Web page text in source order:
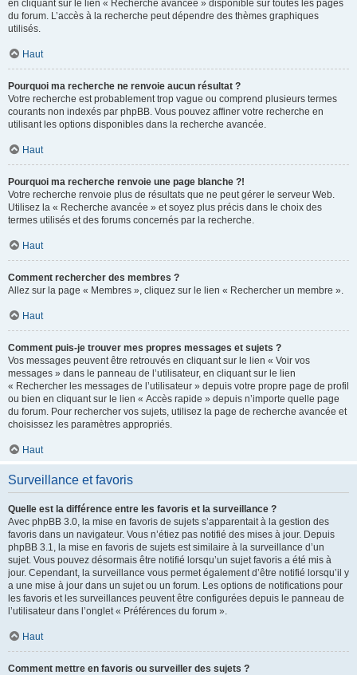
en cliquant sur le lien « Recherche avancée » disponible sur toutes les pages
du forum. L’accès à la recherche peut dépendre des thèmes graphiques
utilisés.
Haut
Pourquoi ma recherche ne renvoie aucun résultat ?
Votre recherche est probablement trop vague ou comprend plusieurs termes
courants non indexés par phpBB. Vous pouvez affiner votre recherche en
utilisant les options disponibles dans la recherche avancée.
Haut
Pourquoi ma recherche renvoie une page blanche ?!
Votre recherche renvoie plus de résultats que ne peut gérer le serveur Web.
Utilisez la « Recherche avancée » et soyez plus précis dans le choix des
termes utilisés et des forums concernés par la recherche.
Haut
Comment rechercher des membres ?
Allez sur la page « Membres », cliquez sur le lien « Rechercher un membre ».
Haut
Comment puis-je trouver mes propres messages et sujets ?
Vos messages peuvent être retrouvés en cliquant sur le lien « Voir vos
messages » dans le panneau de l’utilisateur, en cliquant sur le lien
« Rechercher les messages de l’utilisateur » depuis votre propre page de profil
ou bien en cliquant sur le lien « Accès rapide » depuis n’importe quelle page
du forum. Pour rechercher vos sujets, utilisez la page de recherche avancée et
choisissez les paramètres appropriés.
Haut
Surveillance et favoris
Quelle est la différence entre les favoris et la surveillance ?
Avec phpBB 3.0, la mise en favoris de sujets s’apparentait à la gestion des
favoris dans un navigateur. Vous n’étiez pas notifié des mises à jour. Depuis
phpBB 3.1, la mise en favoris de sujets est similaire à la surveillance d’un
sujet. Vous pouvez désormais être notifié lorsqu’un sujet favoris a été mis à
jour. Cependant, la surveillance vous permet également d’être notifié lorsqu’il y
a une mise à jour dans un sujet ou un forum. Les options de notifications pour
les favoris et les surveillances peuvent être configurées depuis le panneau de
l’utilisateur dans l’onglet « Préférences du forum ».
Haut
Comment mettre en favoris ou surveiller des sujets ?